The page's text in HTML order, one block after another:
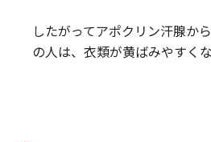
したがってアポクリン汗腺か
の人は、衣類が黄ばみやすくな